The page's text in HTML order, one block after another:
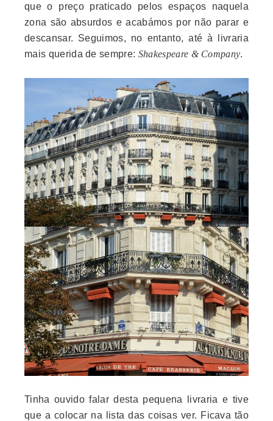
que o preço praticado pelos espaços naquela
zona são absurdos e acabámos por não parar e
descansar. Seguimos, no entanto, até à livraria
mais querida de sempre: Shakespeare & Company.
Tinha ouvido falar desta pequena livraria e tive
que a colocar na lista das coisas ver. Ficava tão